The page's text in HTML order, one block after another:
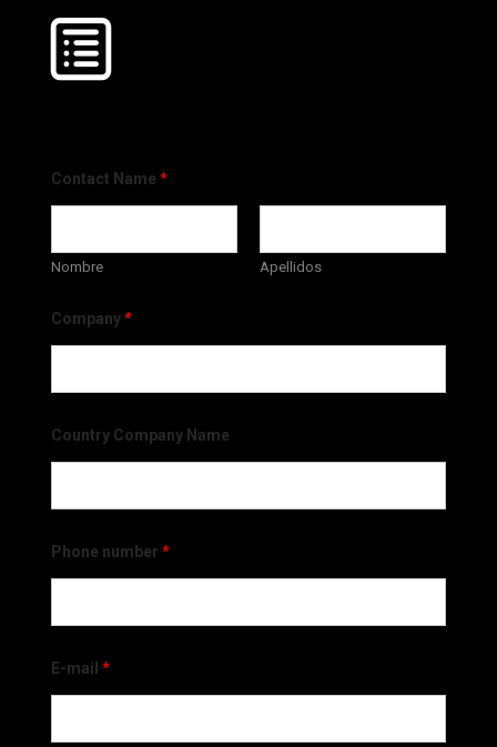
Contact Name *
Nombre Apellidos
Company*
Country Company Name
Phone number *
E-mail *